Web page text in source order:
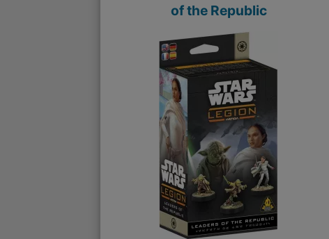
of the Republic